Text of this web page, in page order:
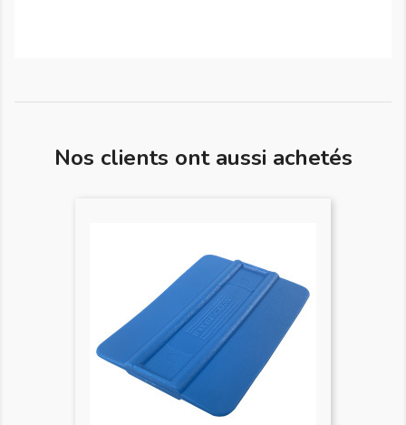
Nos clients ont aussi achetés